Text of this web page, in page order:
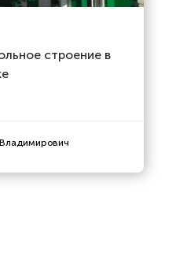
строение в